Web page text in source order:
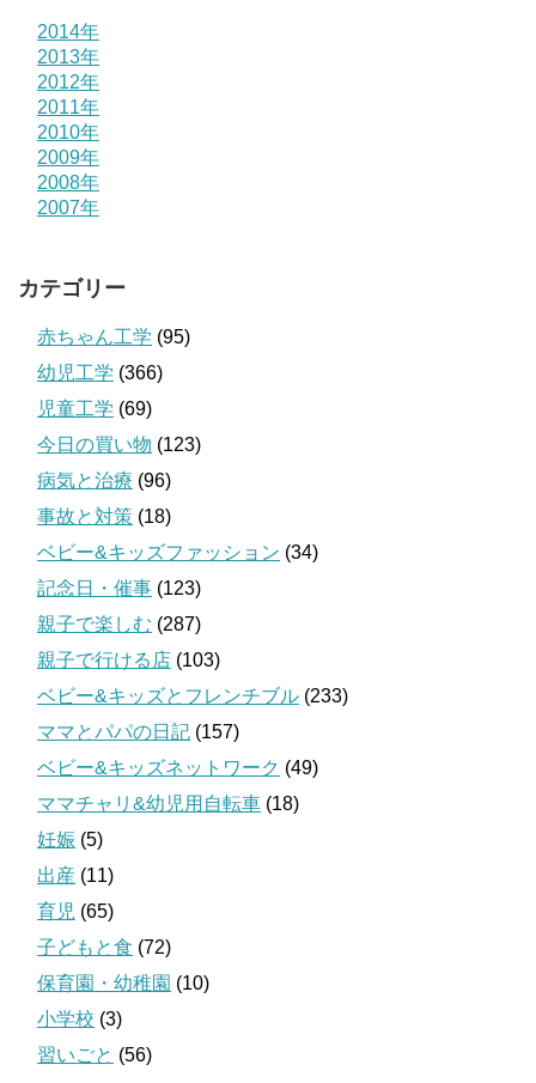
2014年
2013年
2012年
2011年
2010年
2009年
2008年
2007年
カテゴリー
赤ちゃん工学 (95)
幼児工学 (366)
児童工学 (69)
今日の買い物 (123)
病気と治療 (96)
事故と対策 (18)
ベビー&キッズファッション (34)
記念日・催事 (123)
親子で楽しむ (287)
親子で行ける店 (103)
ベビー&キッズとフレンチブル (233)
ママとパパの日記 (157)
ベビー&キッズネットワーク (49)
ママチャリ&幼児用自転車 (18)
妊娠 (5)
出産 (11)
育児 (65)
子どもと食 (72)
保育園・幼稚園 (10)
小学校 (3)
習いごと (56)